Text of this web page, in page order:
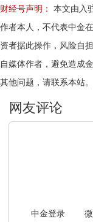
财经号声明：
本文由入
作者本人，不代表中金
资者据此操作，风险自
自媒体作者，避免造成
其他问题，请联系本站。
中金登录